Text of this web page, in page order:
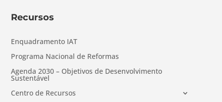
Recursos
Enquadramento IAT
Programa Nacional de Reformas
Agenda 2030 – Objetivos de Desenvolvimento
Sustentável
Centro de Recursos